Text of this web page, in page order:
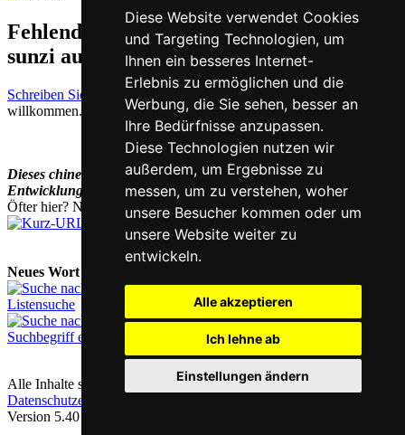
Diese Website verwendet Cookies
und Targeting Technologien, um
Ihnen ein besseres Internet-
Erlebnis zu ermöglichen und die
Werbung, die Sie sehen, besser an
Ihre Bedürfnisse anzupassen.
Diese Technologien nutzen wir
außerdem, um Ergebnisse zu
messen, um zu verstehen, woher
unsere Besucher kommen oder um
unsere Website weiter zu
entwickeln.
Alle akzeptieren
Ich lehne ab
Einstellungen ändern
Fehlende oder falsche Übersetzung für
sunzi auf Deutsch melden
Schreiben Sie uns!
Ihr Feedback und konstruktive Kritik sind stets
willkommen.
Dieses chinesisch-deutsche Wörterbuch befindet sich noch in der
Entwicklung und wird laufend ergänzt und erweitert.
Öfter hier? Nutzen Sie unsereKurz-URL chi.nesis.ch
Neues Wort nachschlagen:
Listensuche
Suchbegriff eingeben
Alle Inhalte sind urheberrechtlich geschützt | Kontakt & Impressum
Datenschutzerklärung
Version 5.40 / Letzte Aktualisierung: 2023-07-28